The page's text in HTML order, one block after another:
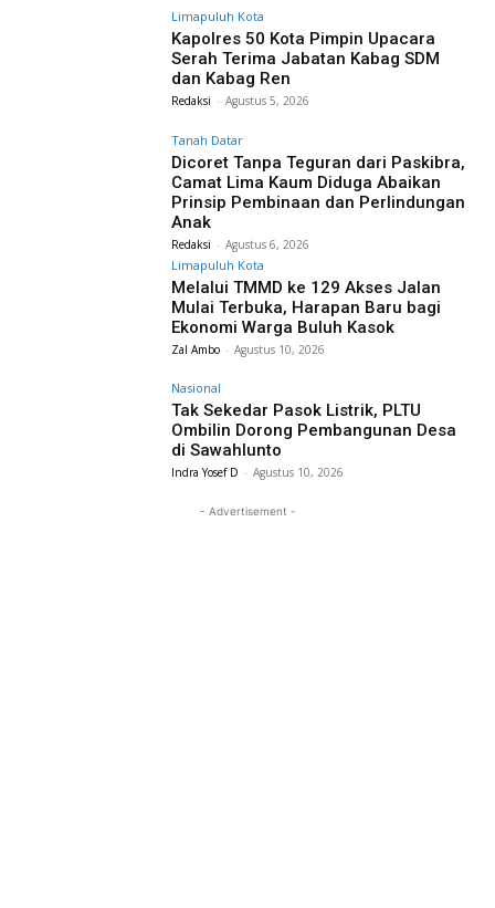
Limapuluh Kota
Kapolres 50 Kota Pimpin Upacara
Serah Terima Jabatan Kabag SDM
dan Kabag Ren
Redaksi - Agustus 5, 2026
Tanah Datar
Dicoret Tanpa Teguran dari Paskibra,
Camat Lima Kaum Diduga Abaikan
Prinsip Pembinaan dan Perlindungan
Anak
Redaksi - Agustus 6, 2026
Limapuluh Kota
Melalui TMMD ke 129 Akses Jalan
Mulai Terbuka, Harapan Baru bagi
Ekonomi Warga Buluh Kasok
Zal Ambo - Agustus 10, 2026
Nasional
Tak Sekedar Pasok Listrik, PLTU
Ombilin Dorong Pembangunan Desa
di Sawahlunto
Indra Yosef D - Agustus 10, 2026
- Advertisement -